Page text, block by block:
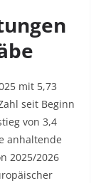
mit 5,73
seit Beginn
von 3,4
anhaltende
2025/2026